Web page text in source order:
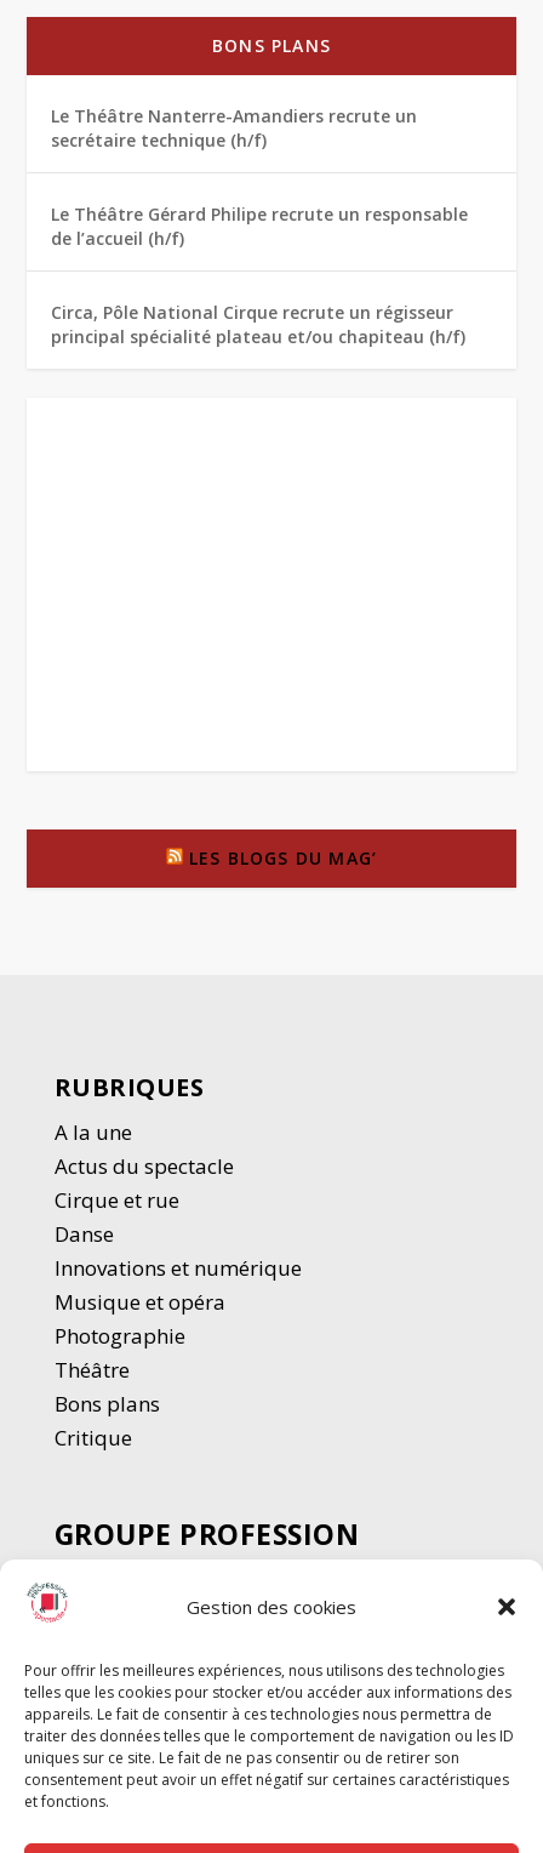
Gestion des cookies
Pour offrir les meilleures expériences, nous utilisons des technologies
telles que les cookies pour stocker et/ou accéder aux informations des
appareils. Le fait de consentir à ces technologies nous permettra de
traiter des données telles que le comportement de navigation ou les ID
uniques sur ce site. Le fait de ne pas consentir ou de retirer son
consentement peut avoir un effet négatif sur certaines caractéristiques
et fonctions.
BONS PLANS
Le Théâtre Nanterre-Amandiers recrute un
secrétaire technique (h/f)
Le Théâtre Gérard Philipe recrute un responsable
de l’accueil (h/f)
Circa, Pôle National Cirque recrute un régisseur
principal spécialité plateau et/ou chapiteau (h/f)
LES BLOGS DU MAG’
RUBRIQUES
A la une
Actus du spectacle
Cirque et rue
Danse
Innovations et numérique
Musique et opéra
Photographie
Théâtre
Bons plans
Critique
GROUPE PROFESSION
SPECTACLE
Chèque Intermittents
Chèque Compta
Chèque Emploi Spectacle
G-Pods
Profession Audio-visuel